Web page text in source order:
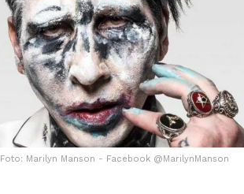
Foto: Marilyn Manson - Facebook @MarilynManson